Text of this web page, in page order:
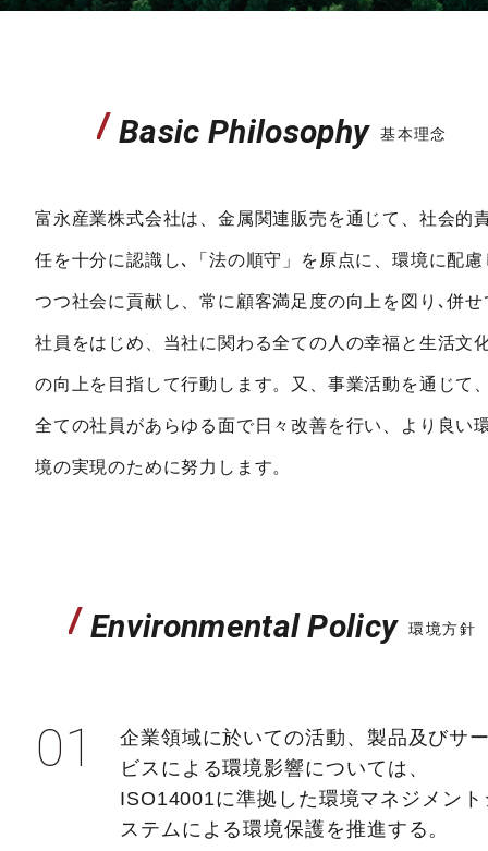
/ Basic Philosophy 基本理念
富永産業株式会社は、金属関連販売を通じて、社会的
任を十分に認識し､「法の順守」を原点に、環境に配慮
つつ社会に貢献し、常に顧客満足度の向上を図り､併せ
社員をはじめ、当社に関わる全ての人の幸福と生活文
の向上を目指して行動します。又、事業活動を通じて
全ての社員があらゆる面で日々改善を行い、より良い
境の実現のために努力します。
/ Environmental Policy 環境方針
01
企業領域に於いての活動、製品及びサ
ビスによる環境影響については、
ISO14001に準拠した環境マネジメント
ステムによる環境保護を推進する。